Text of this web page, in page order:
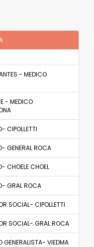
- MEDICO
- MEDICO
CIPOLLETTI
GENERAL ROCA
CHOELE CHOEL
GRAL ROCA
SOCIAL- CIPOLLETTI
SOCIAL- GRAL ROCA
GENERALISTA- VIEDMA